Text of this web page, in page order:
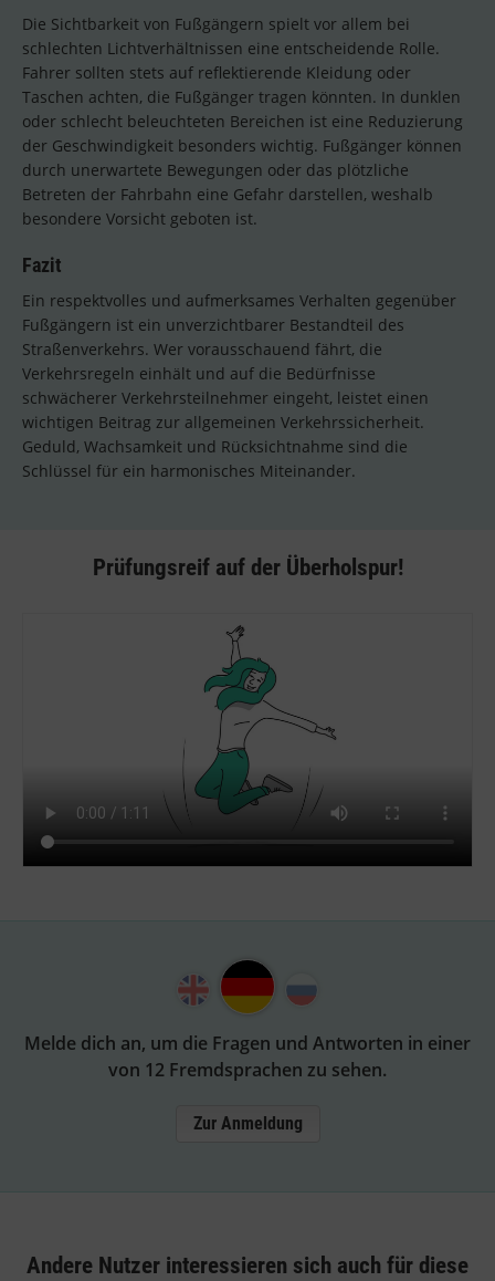
Die Sichtbarkeit von Fußgängern spielt vor allem bei
schlechten Lichtverhältnissen eine entscheidende Rolle.
Fahrer sollten stets auf reflektierende Kleidung oder
Taschen achten, die Fußgänger tragen könnten. In dunklen
oder schlecht beleuchteten Bereichen ist eine Reduzierung
der Geschwindigkeit besonders wichtig. Fußgänger können
durch unerwartete Bewegungen oder das plötzliche
Betreten der Fahrbahn eine Gefahr darstellen, weshalb
besondere Vorsicht geboten ist.
Fazit
Ein respektvolles und aufmerksames Verhalten gegenüber
Fußgängern ist ein unverzichtbarer Bestandteil des
Straßenverkehrs. Wer vorausschauend fährt, die
Verkehrsregeln einhält und auf die Bedürfnisse
schwächerer Verkehrsteilnehmer eingeht, leistet einen
wichtigen Beitrag zur allgemeinen Verkehrssicherheit.
Geduld, Wachsamkeit und Rücksichtnahme sind die
Schlüssel für ein harmonisches Miteinander.
Prüfungsreif auf der Überholspur!
Melde dich an, um die Fragen und Antworten in einer
von 12 Fremdsprachen zu sehen.
Zur Anmeldung
Andere Nutzer interessieren sich auch für diese